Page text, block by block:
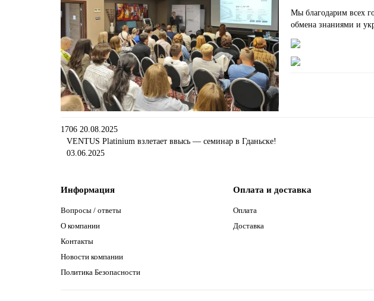
Мы благодарим всех
обмена знаниями и
1706 20.08.2025
VENTUS Platinium взлетает ввысь — семинар в Гданьске!
03.06.2025
Информация
Вопросы / ответы
О компании
Контакты
Новости компании
Политика Безопасности
Оплата и доставка
Оплата
Доставка